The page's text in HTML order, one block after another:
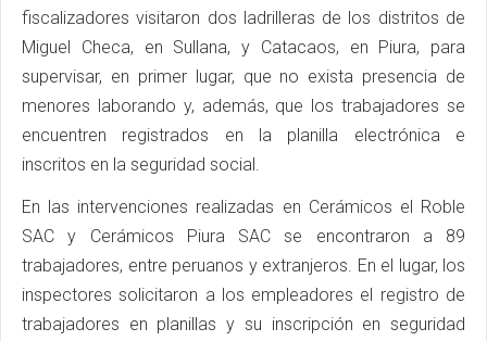
fiscalizadores visitaron dos ladrilleras de los distritos de
Miguel Checa, en Sullana, y Catacaos, en Piura, para
supervisar, en primer lugar, que no exista presencia de
menores laborando y, además, que los trabajadores se
encuentren registrados en la planilla electrónica e
inscritos en la seguridad social.
En las intervenciones realizadas en Cerámicos el Roble
SAC y Cerámicos Piura SAC se encontraron a 89
trabajadores, entre peruanos y extranjeros. En el lugar, los
inspectores solicitaron a los empleadores el registro de
trabajadores en planillas y su inscripción en seguridad